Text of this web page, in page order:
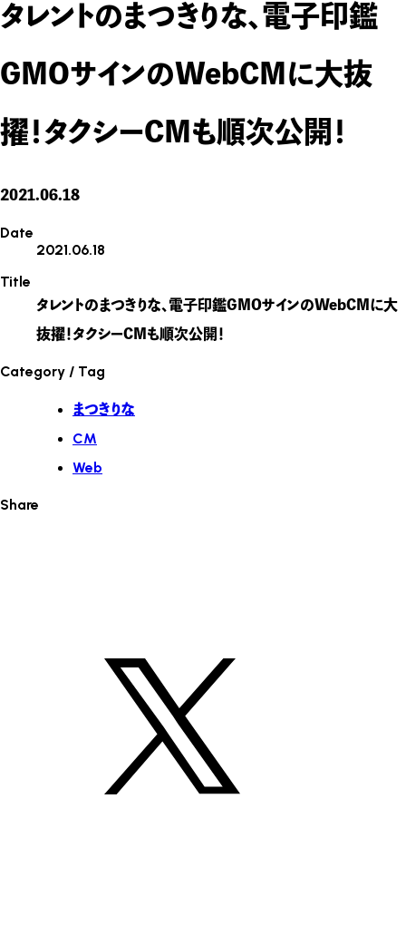
タレントのまつきりな、電子印鑑
GMOサインのWebCMに大抜
擢！タクシーCMも順次公開！
2021.06.18
Date
2021.06.18
Title
タレントのまつきりな、電子印鑑GMOサインのWebCMに大
抜擢！タクシーCMも順次公開！
Category / Tag
まつきりな
CM
Web
Share